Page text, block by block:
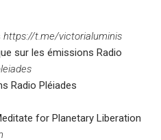
https://t.me/victorialuminis
sur les émissions Radio
Radio Pléiades
for Planetary Liberation